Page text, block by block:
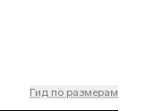
Гид по размерам